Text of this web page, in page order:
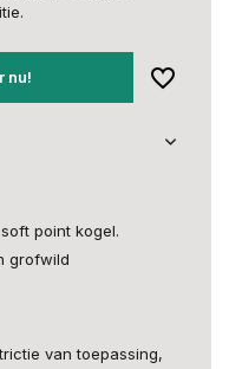
nu!
point kogel.
grofwild
van toepassing,